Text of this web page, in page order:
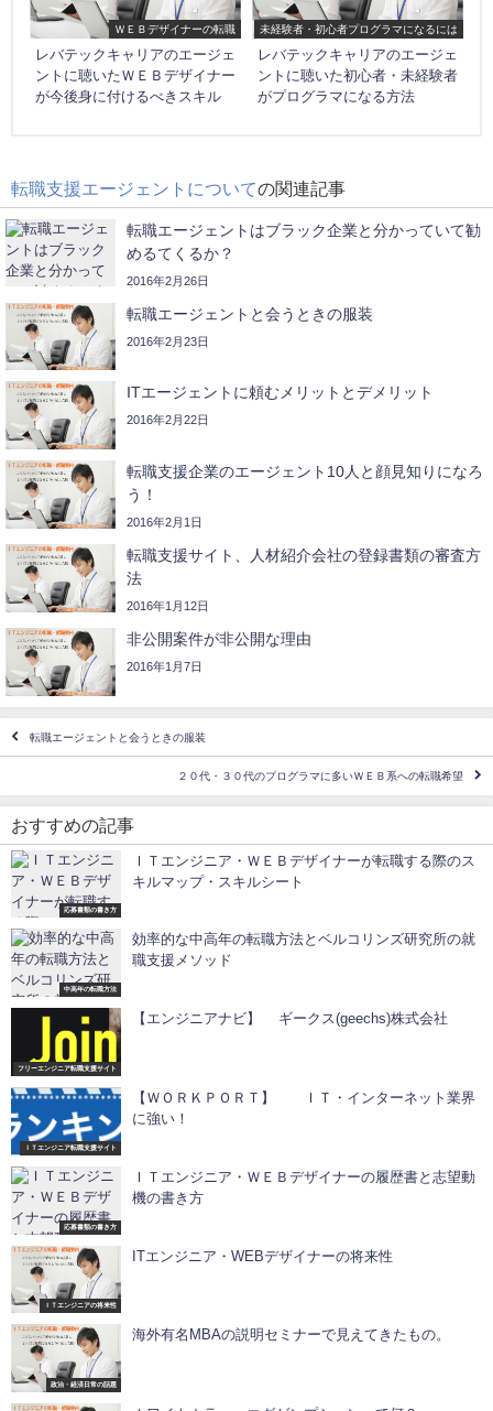
ＷＥＢデザイナーの転職
レバテックキャリアのエージェ
ントに聴いたＷＥＢデザイナー
が今後身に付けるべきスキル
未経験者・初心者プログラマになるには
レバテックキャリアのエージェ
ントに聴いた初心者・未経験者
がプログラマになる方法
転職支援エージェントについての関連記事
転職エージェントはブラック企業と分かっていて勧
めるてくるか？
2016年2月26日
転職エージェントと会うときの服装
2016年2月23日
ITエージェントに頼むメリットとデメリット
2016年2月22日
転職支援企業のエージェント10人と顔見知りになろ
う！
2016年2月1日
転職支援サイト、人材紹介会社の登録書類の審査方
法
2016年1月12日
非公開案件が非公開な理由
2016年1月7日
転職エージェントと会うときの服装
２０代・３０代のプログラマに多いＷＥＢ系への転職希望
おすすめの記事
応募書類の書き方
ＩＴエンジニア・ＷＥＢデザイナーが転職する際のス
キルマップ・スキルシート
中高年の転職方法
効率的な中高年の転職方法とベルコリンズ研究所の就
職支援メソッド
フリーエンジニア転職支援サイト
【エンジニアナビ】 ギークス(geechs)株式会社
ＩＴエンジニア転職支援サイト
【ＷＯＲＫＰＯＲＴ】 ＩＴ・インターネット業界
に強い！
応募書類の書き方
ＩＴエンジニア・ＷＥＢデザイナーの履歴書と志望動
機の書き方
ＩＴエンジニアの将来性
ITエンジニア・WEBデザイナーの将来性
政治・経済日常の話題
海外有名MBAの説明セミナーで見えてきたもの。